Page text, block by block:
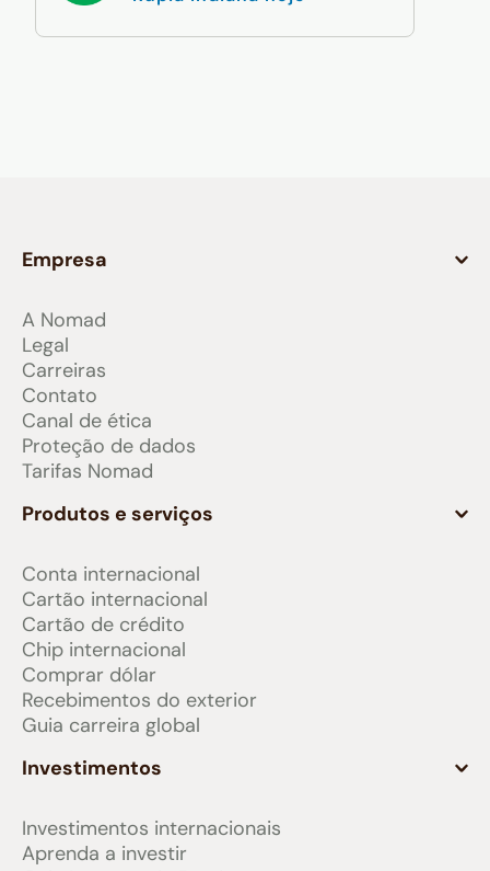
Empresa
A Nomad
Legal
Carreiras
Contato
Canal de ética
Proteção de dados
Tarifas Nomad
Produtos e serviços
Conta internacional
Cartão internacional
Cartão de crédito
Chip internacional
Comprar dólar
Recebimentos do exterior
Guia carreira global
Investimentos
Investimentos internacionais
Aprenda a investir